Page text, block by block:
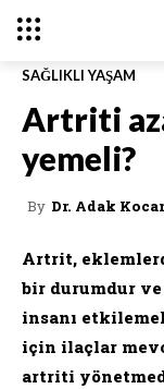
SAĞLIKLI YAŞAM
Artriti
yemeli?
By Dr. Adak
Artrit,
bir durumdur
insanı
için ilaçlar
artriti